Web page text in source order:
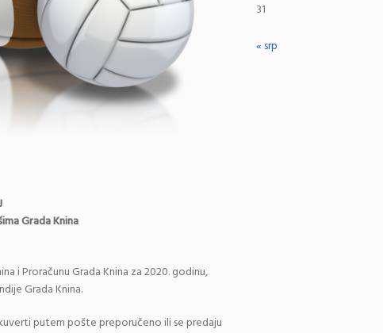
Grada Knina
i Proračunu Grada Knina za 2020. godinu,
Grada Knina.
putem pošte preporučeno ili se predaju
31
« srp